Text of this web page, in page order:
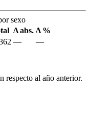
sexo
Δ abs. Δ %
— —
respecto al año anterior.